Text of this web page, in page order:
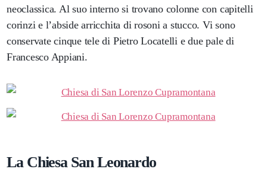
neoclassica. Al suo interno si trovano colonne con capitelli
corinzi e l’abside arricchita di rosoni a stucco. Vi sono
conservate cinque tele di Pietro Locatelli e due pale di
Francesco Appiani.
La Chiesa San Leonardo